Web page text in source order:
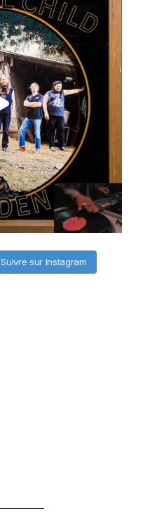
Suivre sur Instagram